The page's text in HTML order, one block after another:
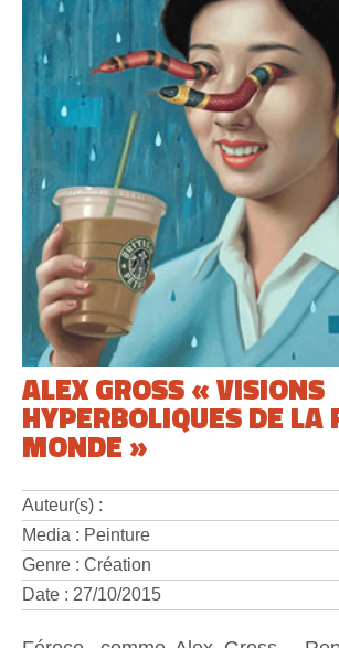
ALEX GROSS « VISIONS
HYPERBOLIQUES DE LA
MONDE »
Auteur(s) :
Media : Peinture
Genre : Création
Date : 27/10/2015